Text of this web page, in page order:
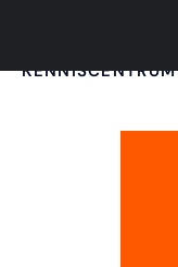
KENNISCENTRUM